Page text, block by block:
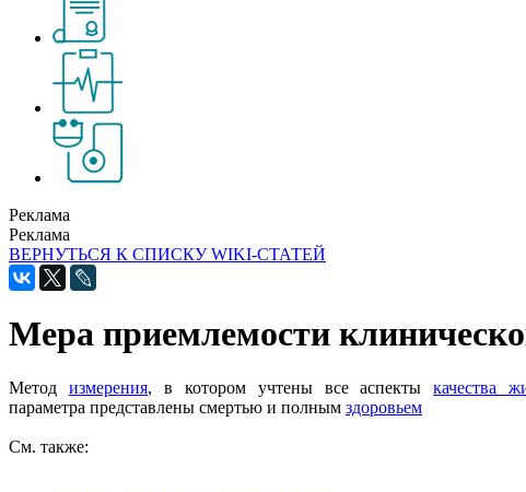
Реклама
Реклама
ВЕРНУТЬСЯ К СПИСКУ WIKI-СТАТЕЙ
Мера приемлемости
Метод измерения, в котором учтены все аспектыкачества
параметра представлены смертью и полным здоровьем
См. также: